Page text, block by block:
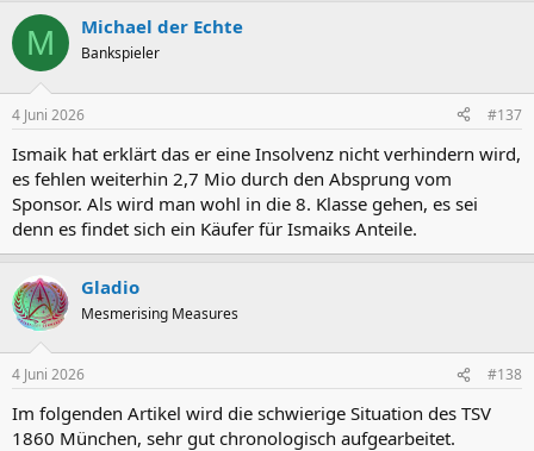
M Michael der Echte
Bankspieler
4 Juni 2026 #137
Ismaik hat erklärt das er eine Insolvenz nicht verhindern wird,
es fehlen weiterhin 2,7 Mio durch den Absprung vom
Sponsor. Als wird man wohl in die 8. Klasse gehen, es sei
denn es findet sich ein Käufer für Ismaiks Anteile.
Gladio
Mesmerising Measures
4 Juni 2026 #138
Im folgenden Artikel wird die schwierige Situation des TSV
1860 München, sehr gut chronologisch aufgearbeitet.